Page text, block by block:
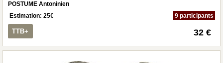
POSTUME Antoninien
Estimation: 25€ 9 participants
TTB+ 32 €